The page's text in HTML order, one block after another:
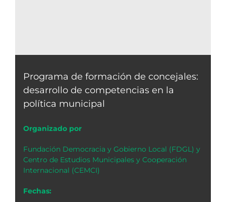
Programa de formación de concejales:
desarrollo de competencias en la
política municipal
Organizado por
Fundación Democracia y Gobierno Local (FDGL) y
Centro de Estudios Municipales y Cooperación
Internacional (CEMCI)
Fechas: